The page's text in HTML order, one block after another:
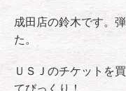
成田店の鈴木です。
た。
ＵＳＪのチケットを
てびっくり！